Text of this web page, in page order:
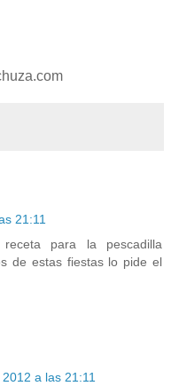
21:11
para la pescadilla
de estas fiestas lo pide el
a las 21:11